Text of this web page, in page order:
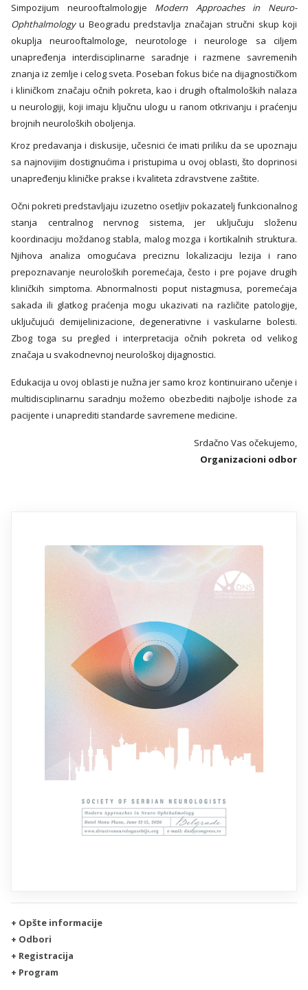
Simpozijum neurooftalmologije Modern Approaches in Neuro-
Ophthalmologyu Beogradu predstavlja značajan stručni skup koji
okuplja neurooftalmologe, neurotologe i neurologe sa ciljem
unapređenja interdisciplinarne saradnje i razmene savremenih
znanja iz zemlje i celog sveta. Poseban fokus biće na dijagnostičkom
i kliničkom značaju očnih pokreta, kao i drugih oftalmoloških nalaza
u neurologiji, koji imaju ključnu ulogu u ranom otkrivanju i praćenju
brojnih neuroloških oboljenja.
Kroz predavanja i diskusije, učesnici će imati priliku da se upoznaju
sa najnovijim dostignućima i pristupima u ovoj oblasti, što doprinosi
unapređenju kliničke prakse i kvaliteta zdravstvene zaštite.
Očni pokreti predstavljaju izuzetno osetljiv pokazatelj funkcionalnog
stanja centralnog nervnog sistema, jer uključuju složenu
koordinaciju moždanog stabla, malog mozga i kortikalnih struktura.
Njihova analiza omogućava preciznu lokalizaciju lezija i rano
prepoznavanje neuroloških poremećaja, često i pre pojave drugih
kliničkih simptoma. Abnormalnosti poput nistagmusa, poremećaja
sakada ili glatkog praćenja mogu ukazivati na različite patologije,
uključujući demijelinizacione, degenerativne i vaskularne bolesti.
Zbog toga su pregled i interpretacija očnih pokreta od velikog
značaja u svakodnevnoj neurološkoj dijagnostici.
Edukacija u ovoj oblasti je nužna jer samo kroz kontinuirano učenje i
multidisciplinarnu saradnju možemo obezbediti najbolje ishode za
pacijente i unaprediti standarde savremene medicine.
Srdačno Vas očekujemo,
Organizacioni odbor
+ Opšte informacije
+ Odbori
+ Registracija
+ Program